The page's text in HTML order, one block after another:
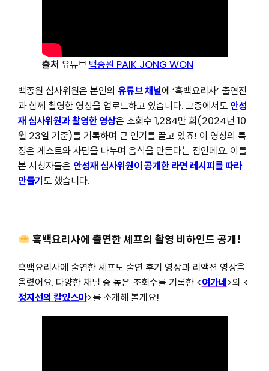
출처 유튜브 백종원 PAIK JONG WON
백종원 심사위원은 본인의 유튜브 채널에 ‘흑백요리사’ 출연진
과 함께 촬영한 영상을 업로드하고 있습니다. 그중에서도 안성
재 심사위원과 촬영한 영상은 조회수 1,284만 회(2024년 10
월 23일 기준)를 기록하며 큰 인기를 끌고 있죠! 이 영상의 특
징은 게스트와 사담을 나누며 음식을 만든다는 점인데요. 이를
본 시청자들은 안성재 심사위원이 공개한 라면 레시피를 따라
만들기도 했습니다.
흑백요리사에 출연한 셰프의 촬영 비하인드 공개!
흑백요리사에 출연한 셰프도 출연 후기 영상과 리액션 영상을
올렸어요. 다양한 채널 중 높은 조회수를 기록한 <여가네>와 <
정지선의 칼있스마>를 소개해 볼게요!